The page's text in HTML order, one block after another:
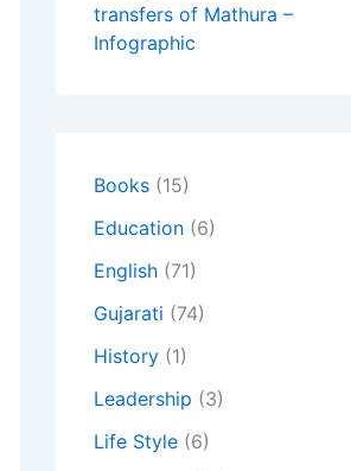
transfers of Mathura –
Infographic
Books (15)
Education (6)
English (71)
Gujarati (74)
History (1)
Leadership (3)
Life Style (6)